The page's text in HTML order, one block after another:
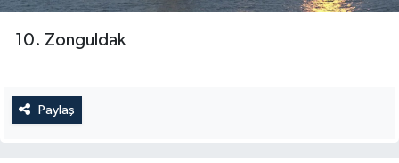
10. Zonguldak
Paylaş